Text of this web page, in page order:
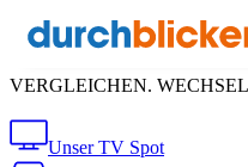
Senke deine
VERGLEICHEN.
Unser TV Spot